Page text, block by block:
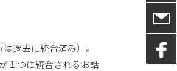
過去に統合済み）。
１つに統合されるお話